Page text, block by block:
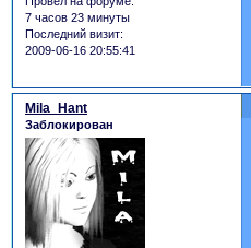
7 часов 23 минуты
Последний визит:
2009-06-16 20:55:41
Mila_Hant
Заблокирован